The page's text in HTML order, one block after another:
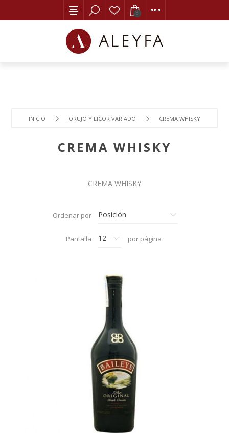
0
INICIO ORUJO Y LICOR VARIADO CREMA WHISKY
CREMA WHISKY
CREMA WHISKY
Ordenar por
Pantalla por página